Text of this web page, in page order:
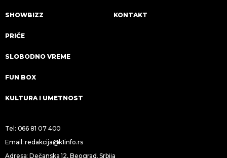
SHOWBIZZ
PRIČE
SLOBODNO VREME
FUN BOX
KULTURA I UMETNOST
KONTAKT
Tel: 066 81 07 400
Email:redakcija@k1info.rs
Adresa: Dečanska 12, Beograd, Srbija